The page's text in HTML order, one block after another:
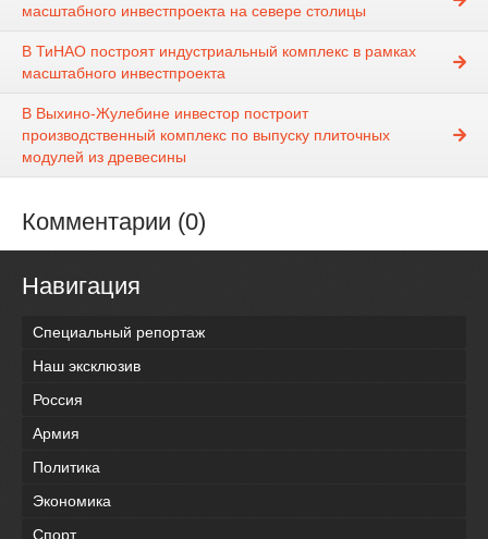
масштабного инвестпроекта на севере столицы
В ТиНАО построят индустриальный комплекс в рамках
масштабного инвестпроекта
В Выхино-Жулебине инвестор построит
производственный комплекс по выпуску плиточных
модулей из древесины
Комментарии (0)
Навигация
Специальный репортаж
Наш эксклюзив
Россия
Армия
Политика
Экономика
Спорт